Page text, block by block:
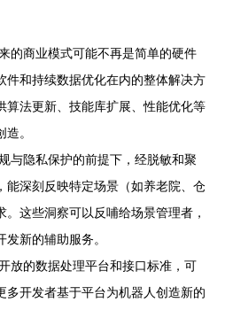
的商业模式可能不再是简单的硬件
件和持续数据优化在内的整体解决方
算法更新、技能库扩展、性能优化等
。
与隐私保护的前提下，经脱敏和聚
能深刻反映特定场景（如养老院、仓
这些洞察可以反哺给场景管理者，
新的辅助服务。
放的数据处理平台和接口标准，可
多开发者基于平台为机器人创造新的